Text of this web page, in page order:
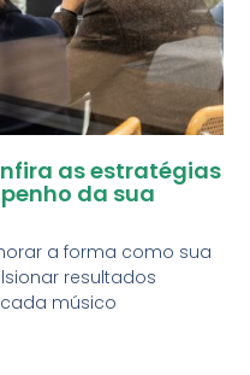
as estratégias
da sua
a forma como sua
resultados
músico